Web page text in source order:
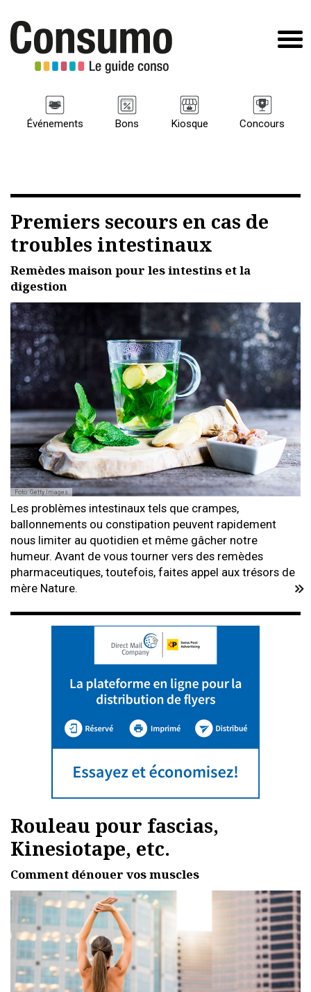
Événements Bons Kiosque Concours
Premiers secours en cas de
troubles intestinaux
Remèdes maison pour les intestins et la
digestion
Foto: Getty Images
Les problèmes intestinaux tels que crampes,
ballonnements ou constipation peuvent rapidement
nous limiter au quotidien et même gâcher notre
humeur. Avant de vous tourner vers des remèdes
pharmaceutiques, toutefois, faites appel aux trésors de
mère Nature.
Rouleau pour fascias,
Kinesiotape, etc.
Comment dénouer vos muscles